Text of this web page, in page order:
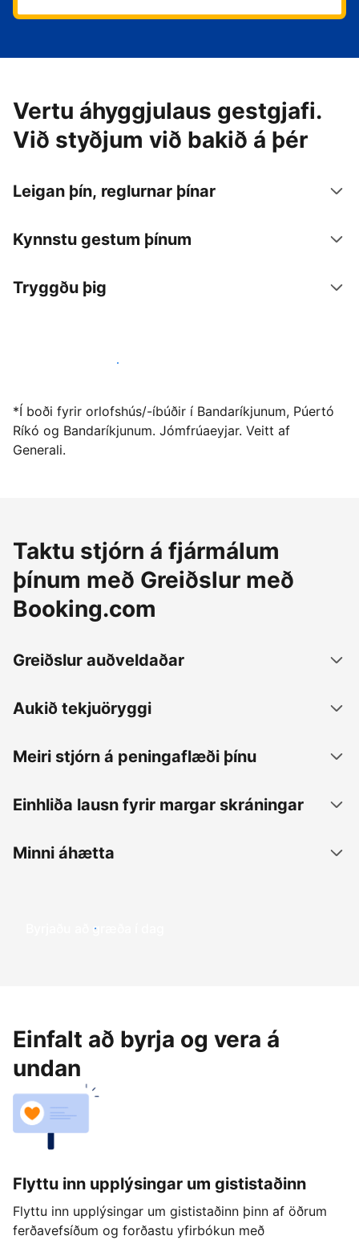
Vertu áhyggjulaus gestgjafi.
Við styðjum við bakið á þér
Leigan þín, reglurnar þínar
Kynnstu gestum þínum
Tryggðu þig
Vertu gestgjafi hjá okkur í dag
*Í boði fyrir orlofshús/-íbúðir í Bandaríkjunum, Púertó
Ríkó og Bandaríkjunum. Jómfrúaeyjar. Veitt af
Generali.
Taktu stjórn á fjármálum
þínum með Greiðslur með
Booking.com
Greiðslur auðveldaðar
Aukið tekjuöryggi
Meiri stjórn á peningaflæði þínu
Einhliða lausn fyrir margar skráningar
Minni áhætta
Byrjaðu að græða í dag
Einfalt að byrja og vera á
undan
Flyttu inn upplýsingar um gististaðinn
Flyttu inn upplýsingar um gististaðinn þinn af öðrum
ferðavefsíðum og forðastu yfirbókun með